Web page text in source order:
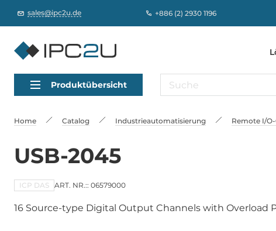
sales@ipc2u.de +886 (2) 2930 1196
Produktübersicht
Home Catalog Industrieautomatisierung Remote I/
USB-2045
ICP DAS ART. NR.:: 06579000
16 Source-type Digital Output Channels with Overload